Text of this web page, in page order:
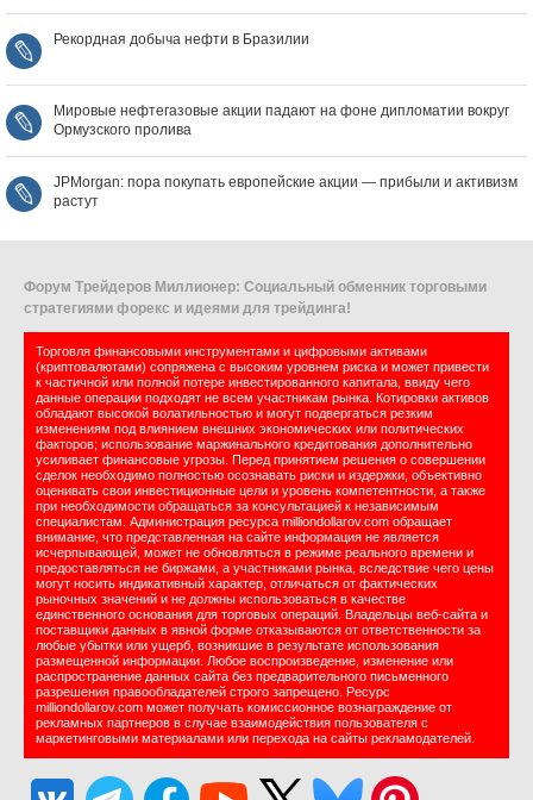
Рекордная добыча нефти в Бразилии
Мировые нефтегазовые акции падают на фоне дипломатии вокруг
Ормузского пролива
JPMorgan: пора покупать европейские акции — прибыли и активизм
растут
Форум Трейдеров Миллионер: Социальный обменник торговыми
стратегиями форекс и идеями для трейдинга!
Торговля финансовыми инструментами и цифровыми активами
(криптовалютами) сопряжена с высоким уровнем риска и может привести
к частичной или полной потере инвестированного капитала, ввиду чего
данные операции подходят не всем участникам рынка. Котировки активов
обладают высокой волатильностью и могут подвергаться резким
изменениям под влиянием внешних экономических или политических
факторов; использование маржинального кредитования дополнительно
усиливает финансовые угрозы. Перед принятием решения о совершении
сделок необходимо полностью осознавать риски и издержки, объективно
оценивать свои инвестиционные цели и уровень компетентности, а также
при необходимости обращаться за консультацией к независимым
специалистам. Администрация ресурса milliondollarov.com обращает
внимание, что представленная на сайте информация не является
исчерпывающей, может не обновляться в режиме реального времени и
предоставляться не биржами, а участниками рынка, вследствие чего цены
могут носить индикативный характер, отличаться от фактических
рыночных значений и не должны использоваться в качестве
единственного основания для торговых операций. Владельцы веб-сайта и
поставщики данных в явной форме отказываются от ответственности за
любые убытки или ущерб, возникшие в результате использования
размещенной информации. Любое воспроизведение, изменение или
распространение данных сайта без предварительного письменного
разрешения правообладателей строго запрещено. Ресурс
milliondollarov.com может получать комиссионное вознаграждение от
рекламных партнеров в случае взаимодействия пользователя с
маркетинговыми материалами или перехода на сайты рекламодателей.